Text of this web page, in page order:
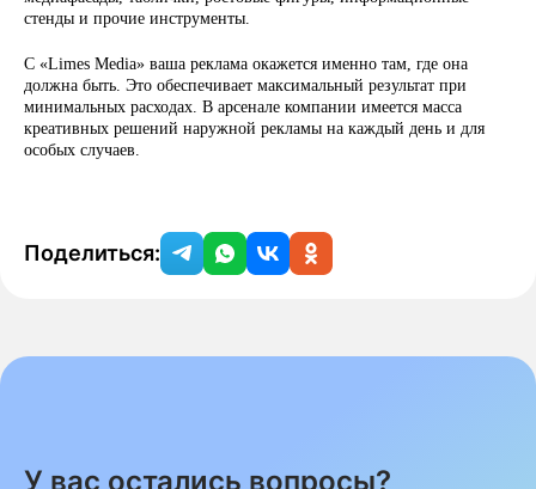
стенды и прочие инструменты.
С «Limes Media» ваша реклама окажется именно там, где она
должна быть. Это обеспечивает максимальный результат при
минимальных расходах. В арсенале компании имеется масса
креативных решений наружной рекламы на каждый день и для
особых случаев.
Поделиться:
У вас остались вопросы?